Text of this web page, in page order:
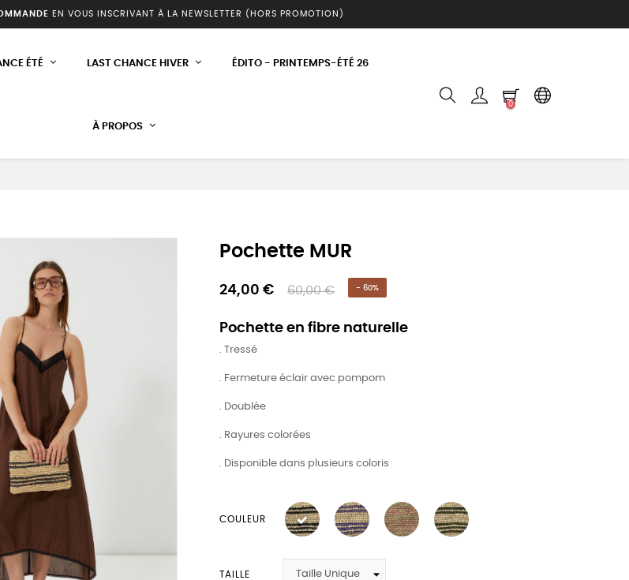
EN VOUS INSCRIVANT À LA NEWSLETTER (HORS PROMOTION)
ÉTÉ LAST CHANCE HIVER ÉDITO - PRINTEMPS-ÉTÉ 26
À PROPOS
0
Pochette MUR
24,00 € 60,00 € - 60%
Pochette en fibre naturelle
. Tressé
. Fermeture éclair avec pompom
. Doublée
. Rayures colorées
. Disponible dans plusieurs coloris
COULEUR
TAILLE